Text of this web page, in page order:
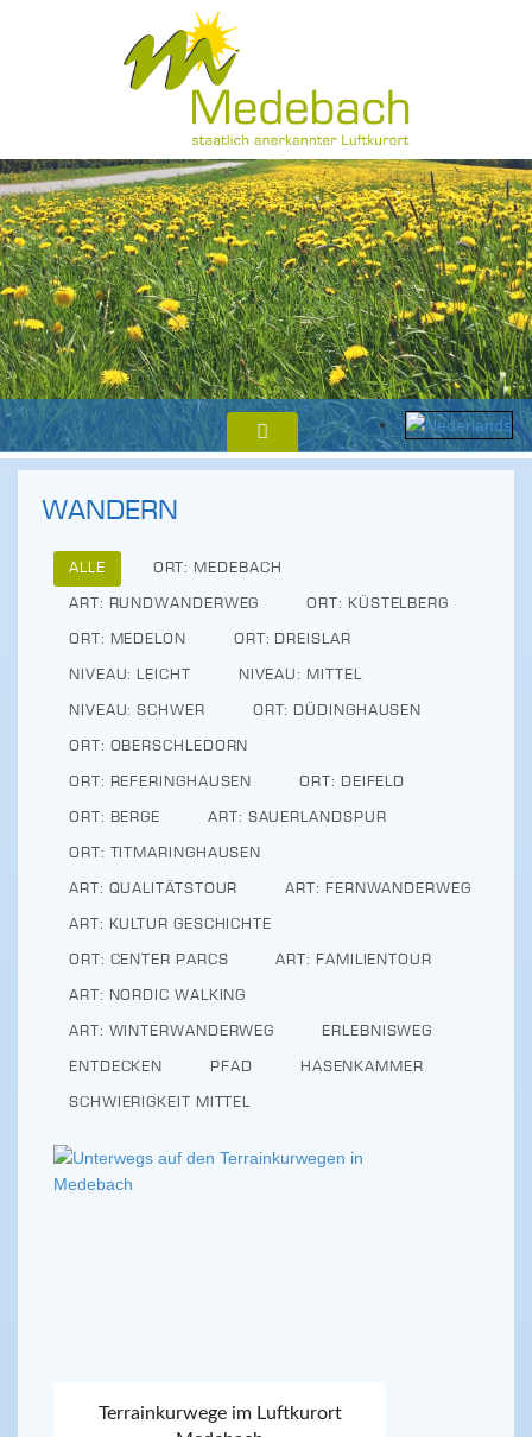
WANDERN
ALLE
ORT: MEDEBACH
ART: RUNDWANDERWEG
ORT: KÜSTELBERG
ORT: MEDELON
ORT: DREISLAR
NIVEAU: LEICHT
NIVEAU: MITTEL
NIVEAU: SCHWER
ORT: DÜDINGHAUSEN
ORT: OBERSCHLEDORN
ORT: REFERINGHAUSEN
ORT: DEIFELD
ORT: BERGE
ART: SAUERLANDSPUR
ORT: TITMARINGHAUSEN
ART: QUALITÄTSTOUR
ART: FERNWANDERWEG
ART: KULTUR GESCHICHTE
ORT: CENTER PARCS
ART: FAMILIENTOUR
ART: NORDIC WALKING
ART: WINTERWANDERWEG
ERLEBNISWEG
ENTDECKEN
PFAD
HASENKAMMER
SCHWIERIGKEIT MITTEL
Terrainkurwege im Luftkurort